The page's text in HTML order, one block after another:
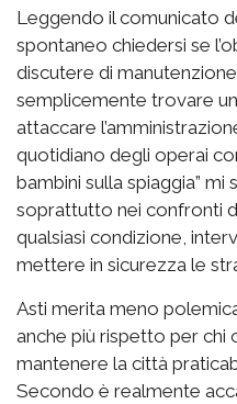
Leggendo il comunicato
spontaneo chiedersi se
discutere di
semplicemente trovare
attaccare
quotidiano degli operai
bambini sulla spiaggia”
soprattutto nei confronti
qualsiasi condizione,
mettere in sicurezza le
Asti merita meno
anche più rispetto per chi
mantenere la città
Secondo è realmente